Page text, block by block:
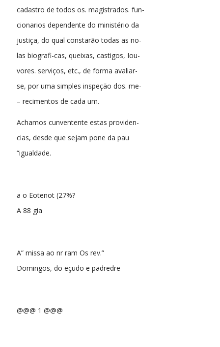
cadastro de todos os. magistrados. fun-
cionarios dependente do ministério da
justiça, do qual constarão todas as no-
las biografi-cas, queixas, castigos, Iou-
vores. serviços, etc., de forma avaliar-
se, por uma simples inspeção dos. me-
– recimentos de cada um.
Achamos cunventente estas providen-
cias, desde que sejam pone da pau
“igualdade.
a o Eotenot (27%?
A 88 gia
A” missa ao nr ram Os rev.”
Domingos, do eçudo e padredre
@@@ 1 @@@